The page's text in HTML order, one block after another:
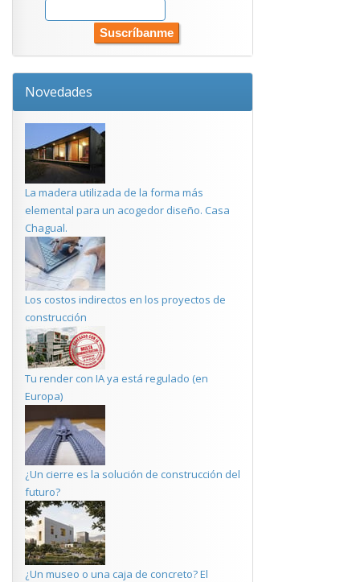
Novedades
La madera utilizada de la forma más
elemental para un acogedor diseño. Casa
Chagual.
Los costos indirectos en los proyectos de
construcción
Tu render con IA ya está regulado (en
Europa)
¿Un cierre es la solución de construcción del
futuro?
¿Un museo o una caja de concreto? El